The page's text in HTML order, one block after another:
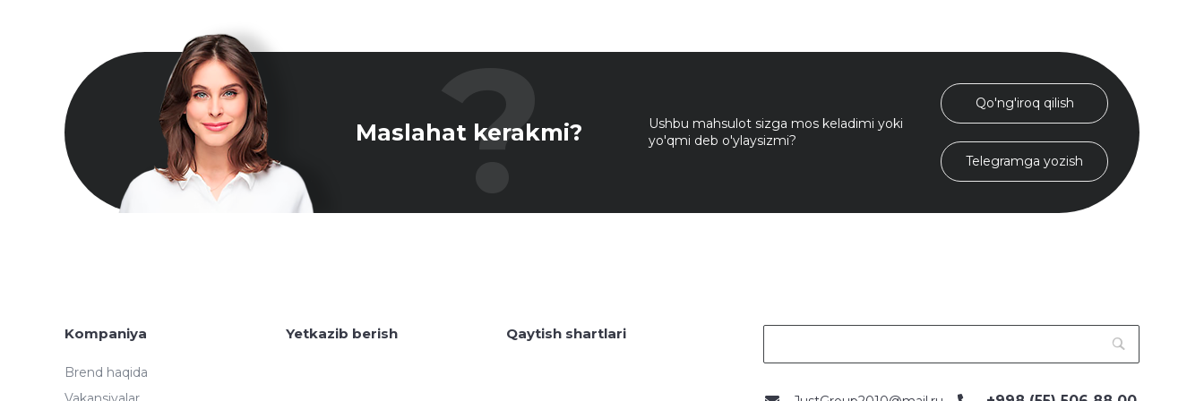
Maslahat kerakmi?
Ushbu mahsulot sizga mos keladimi yoki
yo'qmi deb o'ylaysizmi?
Qo'ng'iroq qilish
Telegramga yozish
Kompaniya
Brend haqida
Yetkazib berish Qaytish shartlari